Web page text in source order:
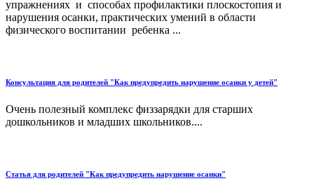
упражнениях и способах профилактики плоскостопия и
нарушения осанки, практических умений в области
физического воспитании ребенка ...
Консультация для родителей "Как предупредить нарушение осанки у детей"
Очень полезный комплекс физзарядки для старших
дошкольников и младших школьников....
Статья для родителей "Как предупредить нарушение осанки"